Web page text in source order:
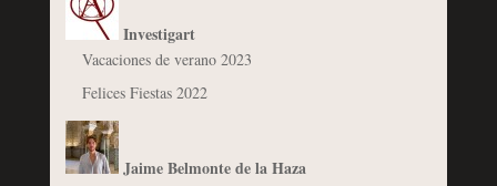
Investigart
Vacaciones de verano 2023
Felices Fiestas 2022
Jaime Belmonte de la Haza